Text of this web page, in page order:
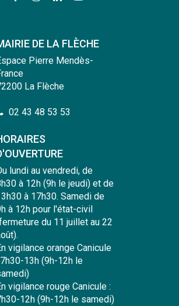
comptecomptecompte
chaîne
DE LA FLÈCHE
Pierre Mendès-
La Flèche
02 43 48 53 53
lundi au vendredi, de
à 12h (9h le jeudi) et de
à 17h30. Samedi de
à 12h pour l'état-civil
du 11 juillet au 22
vigilance orange Canicule
13h (9h-12h le
vigilance rouge Canicule :
12h (9h-12h le samedi)